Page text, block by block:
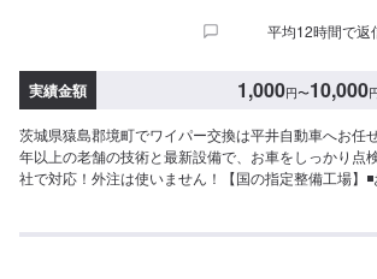
平均12時間で返
実績金額 1,000円〜10,000
茨城県猿島郡境町でワイパー交換は平井自動車へお任
年以上の老舗の技術と最新設備で、お車をしっかり点
社で対応！外注は使いません！【国の指定整備工場】
保険を使えべきなのかわからない…などのご相談もお